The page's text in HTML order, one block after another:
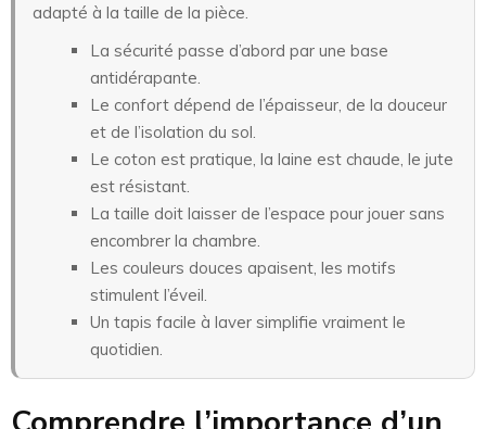
adapté à la taille de la pièce.
La sécurité passe d’abord par une base
antidérapante.
Le confort dépend de l’épaisseur, de la douceur
et de l’isolation du sol.
Le coton est pratique, la laine est chaude, le jute
est résistant.
La taille doit laisser de l’espace pour jouer sans
encombrer la chambre.
Les couleurs douces apaisent, les motifs
stimulent l’éveil.
Un tapis facile à laver simplifie vraiment le
quotidien.